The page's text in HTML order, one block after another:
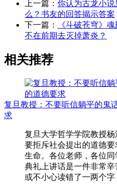
上一篇： 你认为古龙小
么？书友的回答揭示答案
下一篇：
《斗破苍穹》
不在前期去灭掉萧炎？
相关推荐
复旦教授：不要听信躺平的鬼
求
复旦大学哲学学院教授
要拒斥社会提出的道德
生命。各位老师，各位
典礼上讲话是一件非常辛
或不小心读错了一两个